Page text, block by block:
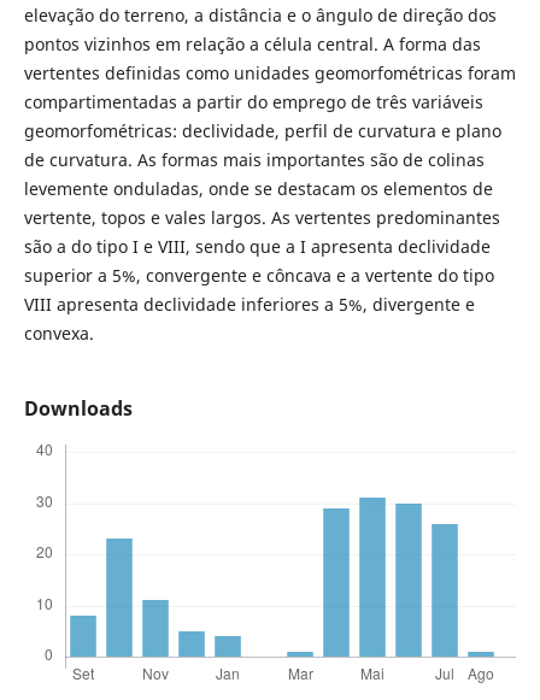
elevação do terreno, a distância e o ângulo de direção dos
pontos vizinhos em relação a célula central. A forma das
vertentes definidas como unidades geomorfométricas foram
compartimentadas a partir do emprego de três variáveis
geomorfométricas: declividade, perfil de curvatura e plano
de curvatura. As formas mais importantes são de colinas
levemente onduladas, onde se destacam os elementos de
vertente, topos e vales largos. As vertentes predominantes
são a do tipo I e VIII, sendo que a I apresenta declividade
superior a 5%, convergente e côncava e a vertente do tipo
VIII apresenta declividade inferiores a 5%, divergente e
convexa.
Downloads